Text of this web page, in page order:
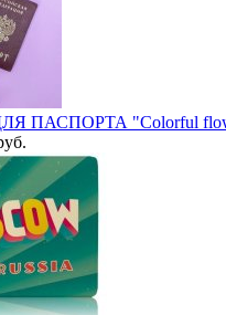
ПАСПОРТА "Colorful